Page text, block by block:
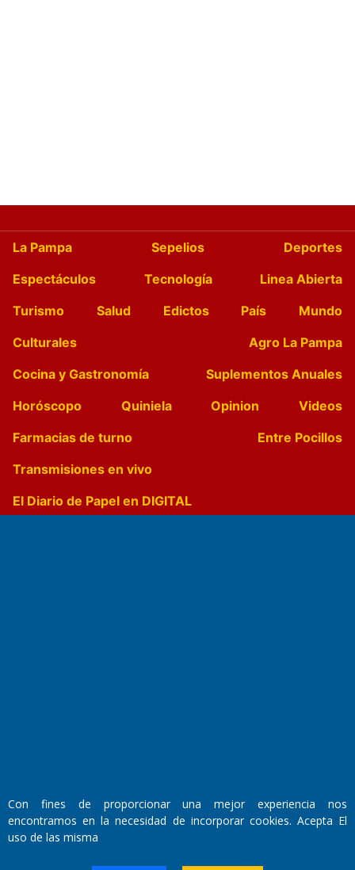
La Pampa Sepelios
Deportes
Espectáculos
Tecnología
Linea Abierta
Turismo
Salud Edictos País
Mundo
Culturales
Agro La Pampa
Cocina y Gastronomía
Suplementos Anuales
Horóscopo
Quiniela Opinion
Videos
Farmacias de turno
Entre Pocillos
Transmisiones en vivo
El Diario de Papel en DIGITAL
Director Periodístico:
Walter René Goñi
Con fines de proporcionar una mejor experiencia nos
encontramos en la necesidad de incorporar cookies. Acepta El
uso de las misma